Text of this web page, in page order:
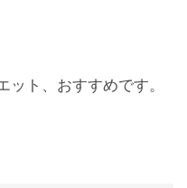
ト、おすすめです。